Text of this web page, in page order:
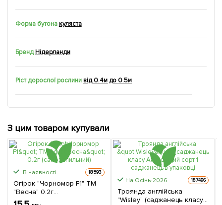
Форма бутонакуляста
Бренд Нідерланди
Ріст дорослої рослини від 0.4м до 0.5м
З цим товаром купували
В наявності. 18593
Огірок "Чорномор F1" ТМ
"Весна" 0.2г
(самозапильний)
На Осінь-2026 187496
Троянда англійська
"Wisley" (саджанець класу